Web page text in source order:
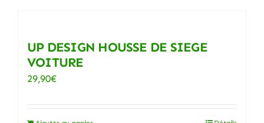
UP DESIGN HOUSSE DE SIEGE
VOITURE
29,90€